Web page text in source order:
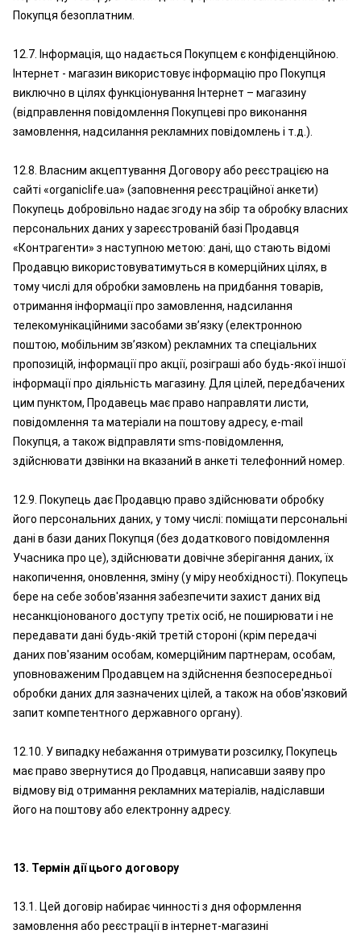
Покупця безоплатним.
12.7. Інформація, що надається Покупцем є конфіденційною.
Інтернет - магазин використовує інформацію про Покупця
виключно в цілях функціонування Інтернет – магазину
(відправлення повідомлення Покупцеві про виконання
замовлення, надсилання рекламних повідомлень і т.д.).
12.8. Власним акцептування Договору або реєстрацією на
сайті «organiclife.ua» (заповнення реєстраційної анкети)
Покупець добровільно надає згоду на збір та обробку власних
персональних даних у зареєстрованій базі Продавця
«Контрагенти» з наступною метою: дані, що стають відомі
Продавцю використовуватимуться в комерційних цілях, в
тому числі для обробки замовлень на придбання товарів,
отримання інформації про замовлення, надсилання
телекомунікаційними засобами зв’язку (електронною
поштою, мобільним зв’язком) рекламних та спеціальних
пропозицій, інформації про акції, розіграші або будь-якої іншої
інформації про діяльність магазину. Для цілей, передбачених
цим пунктом, Продавець має право направляти листи,
повідомлення та матеріали на поштову адресу, e-mail
Покупця, а також відправляти sms-повідомлення,
здійснювати дзвінки на вказаний в анкеті телефонний номер.
12.9. Покупець дає Продавцю право здійснювати обробку
його персональних даних, у тому числі: поміщати персональні
дані в бази даних Покупця (без додаткового повідомлення
Учасника про це), здійснювати довічне зберігання даних, їх
накопичення, оновлення, зміну (у міру необхідності). Покупець
бере на себе зобов'язання забезпечити захист даних від
несанкціонованого доступу третіх осіб, не поширювати і не
передавати дані будь-якій третій стороні (крім передачі
даних пов'язаним особам, комерційним партнерам, особам,
уповноваженим Продавцем на здійснення безпосередньої
обробки даних для зазначених цілей, а також на обов'язковий
запит компетентного державного органу).
12.10. У випадку небажання отримувати розсилку, Покупець
має право звернутися до Продавця, написавши заяву про
відмову від отримання рекламних матеріалів, надіславши
його на поштову або електронну адресу.
13. Термін дії цього договору
13.1. Цей договір набирає чинності з дня оформлення
замовлення або реєстрації в інтернет-магазині